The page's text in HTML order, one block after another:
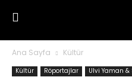
Ana Sayfa Kültür
Kültür Röportajlar Ulvi Yaman